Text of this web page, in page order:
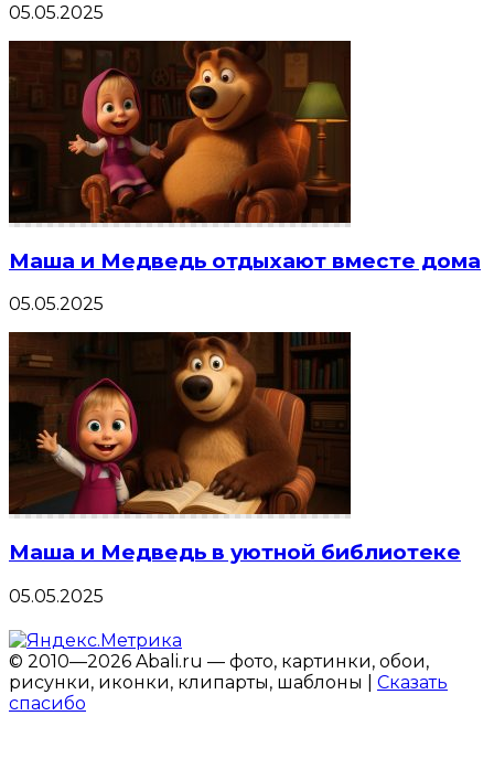
05.05.2025
Маша и Медведь отдыхают вместе дома
05.05.2025
Маша и Медведь в уютной библиотеке
05.05.2025
© 2010—2026 Abali.ru — фото, картинки, обои,
рисунки, иконки, клипарты, шаблоны | Сказать
спасибо